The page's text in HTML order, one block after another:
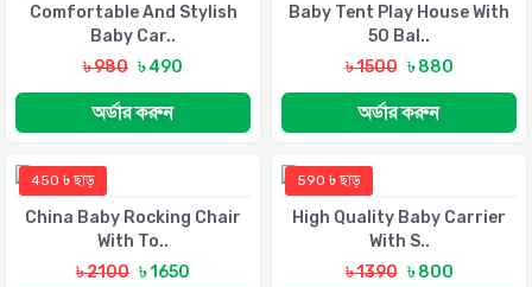
Comfortable And Stylish
Baby Car..
৳ 980 ৳ 490
অর্ডার করুন
Baby Tent Play House With
50 Bal..
৳ 1500 ৳ 880
অর্ডার করুন
450 ৳ ছাড়
China Baby Rocking Chair
With To..
৳ 2100 ৳ 1650
590 ৳ ছাড়
High Quality Baby Carrier
With S..
৳ 1390 ৳ 800